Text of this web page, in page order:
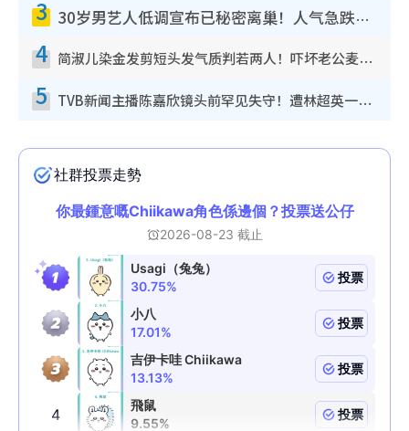
3 30岁男艺人低调宣布已秘密离巢！人气急跌变失踪人口：“这几年过得并不容易”
4 简淑儿染金发剪短头发气质判若两人！吓坏老公麦大力都认不出：“你做什么？”
5 TVB新闻主播陈嘉欣镜头前罕见失守！遭林超英一句话突袭吓坏当场大笑